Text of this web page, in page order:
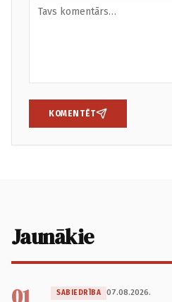
KOMENTĒT
Jaunākie
SABIEDRĪBA 07.08.2026.